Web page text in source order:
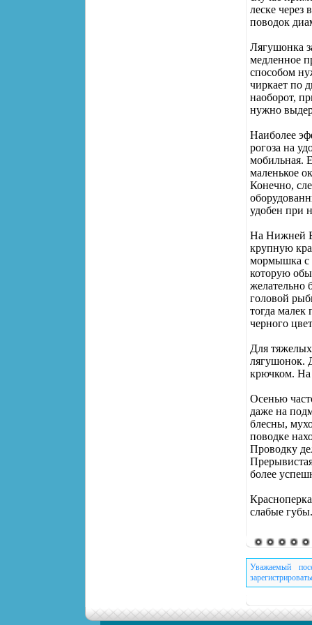
леске через
поводок
Лягушонка
медленное
способом
чиркает по
наоборот,
нужно
Наиболее
рогоза на
мобильная.
маленькое
Конечно,
удобен при
На Нижней
крупную
мормышка с
которую
желательно
головой
тогда малек
черного
Для
лягушонок.
крючком. На
Осенью
даже на
блесны,
поводке
Проводку
более
слабые
Уважаемый